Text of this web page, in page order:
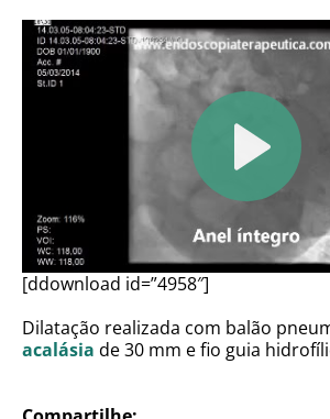
[ddownload id=”4958″]
Dilatação realizada com balão
acalásia de 30 mm e fio guia